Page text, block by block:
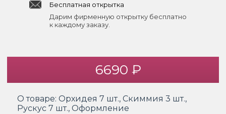
Бесплатная открытка
Дарим фирменную открытку бесплатно
к каждому заказу.
6690 ₽
О товаре: Орхидея 7 шт., Скиммия 3 шт.,
Рускус 7 шт., Оформление